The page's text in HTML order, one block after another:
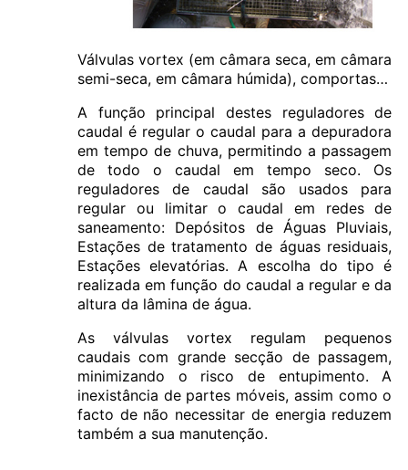
Válvulas vortex (em câmara seca, em câmara
semi-seca, em câmara húmida), comportas…
A função principal destes reguladores de
caudal é regular o caudal para a depuradora
em tempo de chuva, permitindo a passagem
de todo o caudal em tempo seco. Os
reguladores de caudal são usados para
regular ou limitar o caudal em redes de
saneamento: Depósitos de Águas Pluviais,
Estações de tratamento de águas residuais,
Estações elevatórias. A escolha do tipo é
realizada em função do caudal a regular e da
altura da lâmina de água.
As válvulas vortex regulam pequenos
caudais com grande secção de passagem,
minimizando o risco de entupimento. A
inexistância de partes móveis, assim como o
facto de não necessitar de energia reduzem
também a sua manutenção.